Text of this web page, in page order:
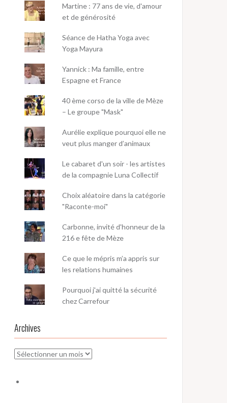
Martine : 77 ans de vie, d'amour
et de générosité
Séance de Hatha Yoga avec
Yoga Mayura
Yannick : Ma famille, entre
Espagne et France
40 ème corso de la ville de Mèze
– Le groupe "Mask"
Aurélie explique pourquoi elle ne
veut plus manger d’animaux
Le cabaret d'un soir - les artistes
de la compagnie Luna Collectif
Choix aléatoire dans la catégorie
"Raconte-moi"
Carbonne, invité d'honneur de la
216 e fête de Mèze
Ce que le mépris m’a appris sur
les relations humaines
Pourquoi j'ai quitté la sécurité
chez Carrefour
Archives
Archives